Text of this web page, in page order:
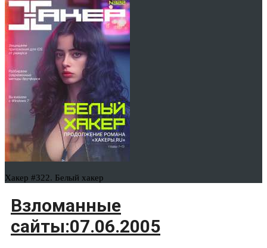
Хакер #322. Белый хакер
Взломанные
сайты:07.06.2005